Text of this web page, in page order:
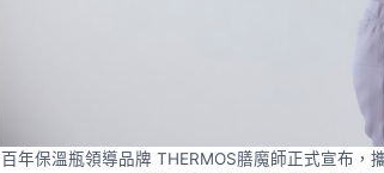
百年保溫瓶領導品牌 THERMOS膳魔師正式宣布